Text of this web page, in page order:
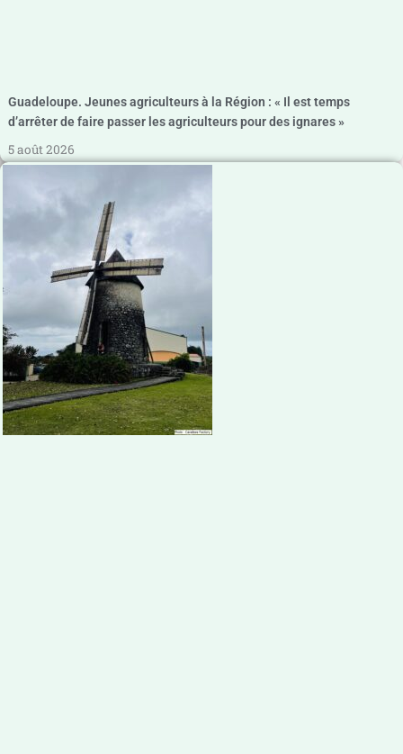
Guadeloupe. Jeunes agriculteurs à la Région : « Il est temps
d’arrêter de faire passer les agriculteurs pour des ignares »
5 août 2026